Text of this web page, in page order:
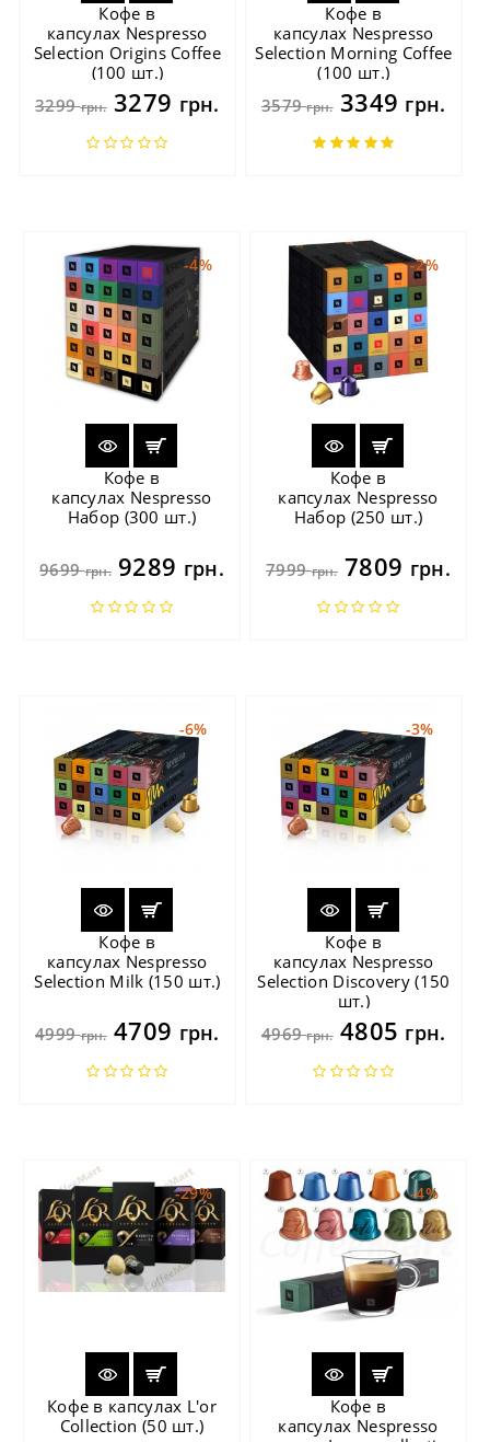
Кофе в
капсулах Nespresso
Selection Origins Coffee
(100 шт.)
3299грн.3279 грн.
Кофе в
капсулах Nespresso
Selection Morning Coffee
(100 шт.)
3579грн.3349 грн.
-4%
Кофе в
капсулах Nespresso
Набор (300 шт.)
9699грн.9289 грн.
-2%
Кофе в
капсулах Nespresso
Набор (250 шт.)
7999грн.7809 грн.
-6%
Кофе в
капсулах Nespresso
Selection Milk (150 шт.)
4999грн.4709 грн.
-3%
Кофе в
капсулах Nespresso
Selection Discovery (150
шт.)
4969грн.4805 грн.
-29%
Кофе в капсулах L'or
Collection (50 шт.)
-4%
Кофе в
капсулах Nespresso